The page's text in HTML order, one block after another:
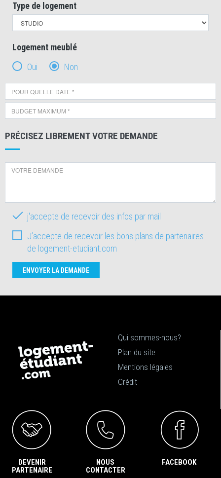
Type de logement
Logement meublé
Oui
Non
PRÉCISEZ LIBREMENT VOTRE DEMANDE
j'accepte de recevoir des infos par mail
J’accepte de recevoir les bons plans de partenaires
de logement-etudiant.com
ENVOYER LA DEMANDE
Qui sommes-nous?
Plan du site
Mentions légales
Crédit
DEVENIR
PARTENAIRE
NOUS
CONTACTER
FACEBOOK